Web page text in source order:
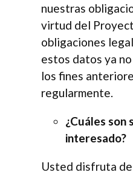
nuestras
virtud del
obligaciones
estos datos ya
los fines
regularmente.
¿Cuáles son
interesado?
Usted disfruta